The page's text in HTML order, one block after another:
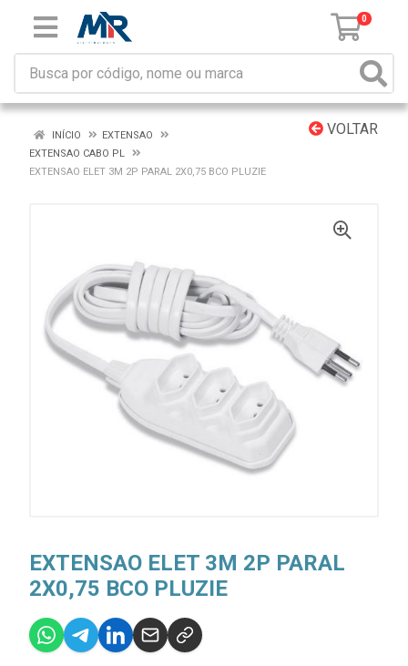
0
VOLTAR
INÍCIO
EXTENSAO
EXTENSAO CABO PL
EXTENSAO ELET 3M 2P PARAL 2X0,75 BCO PLUZIE
EXTENSAO ELET 3M 2P PARAL
2X0,75 BCO PLUZIE